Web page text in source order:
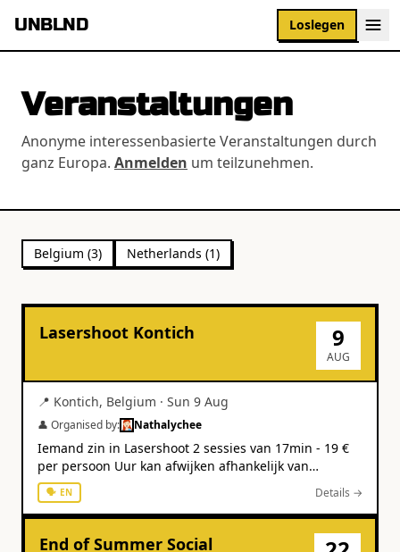
UNBLND Loslegen
Veranstaltungen
Anonyme interessenbasierte Veranstaltungen durch
ganz Europa. Anmelden um teilzunehmen.
Belgium (3) Netherlands (1)
Lasershoot Kontich 9
AUG
📍 Kontich, Belgium · Sun 9 Aug
👤 Organised by: Nathalychee
Iemand zin in Lasershoot 2 sessies van 17min - 19 €
per persoon Uur kan afwijken afhankelijk van
beschikbaarheid Ten laatste 30 juni bevestigen zodat
er een reservatie kan gebeuren Aansluitend kunnen
we ergens iets gaan eten 😊
🗣 EN Details →
End of Summer Social